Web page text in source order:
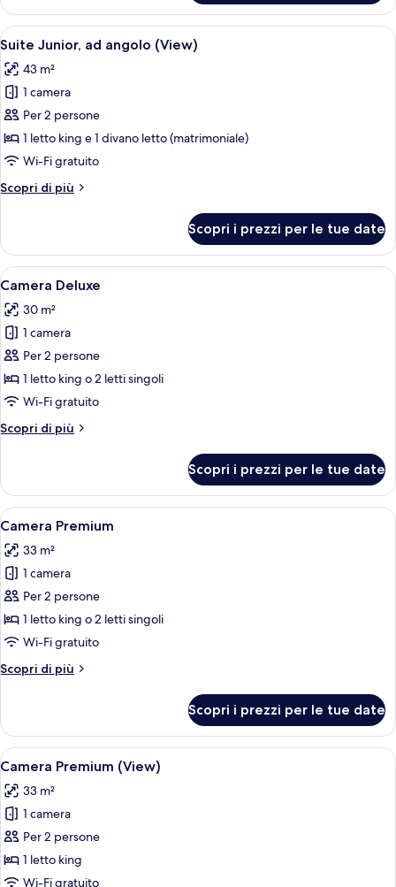
Corner
Suite
Apri
tutte
le
foto
per
Suite
Junior,
angolo
Una camera d'albergo con un letto,
6
Suite Junior, ad angolo (View)
43 m²
1 camera
Per 2 persone
1 letto king e 1 divano letto (matrimoniale)
Wi-Fi gratuito
Scopri di più
Altri
Junior,
ad
angolo
Scopri i prezzi per le tue date
Apri
tutte
le
foto
per
Camera
Deluxe
Una camera d'albergo moderna con
8
Camera Deluxe
30 m²
1 camera
Per 2 persone
1 letto king o 2 letti singoli
Wi-Fi gratuito
Scopri di più
Altri
Deluxe
Scopri i prezzi per le tue date
Apri
tutte
le
foto
per
Camera
Premium
Una camera d'hotel moderna con
4
Camera Premium
33 m²
1 camera
Per 2 persone
1 letto king o 2 letti singoli
Wi-Fi gratuito
Scopri di più
Altri
Premium
Scopri i prezzi per le tue date
Apri
tutte
le
foto
per
Camera
Premium
Una camera d'albergo moderna con
8
Camera Premium (View)
33 m²
1 camera
Per 2 persone
1 letto king
Wi-Fi gratuito